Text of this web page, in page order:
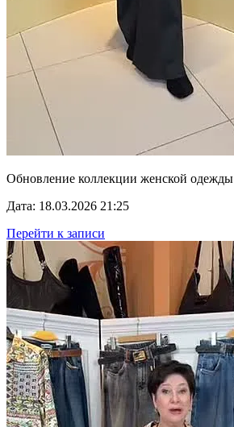
Обновление коллекции женской одежды
Дата: 18.03.2026 21:25
Перейти к записи